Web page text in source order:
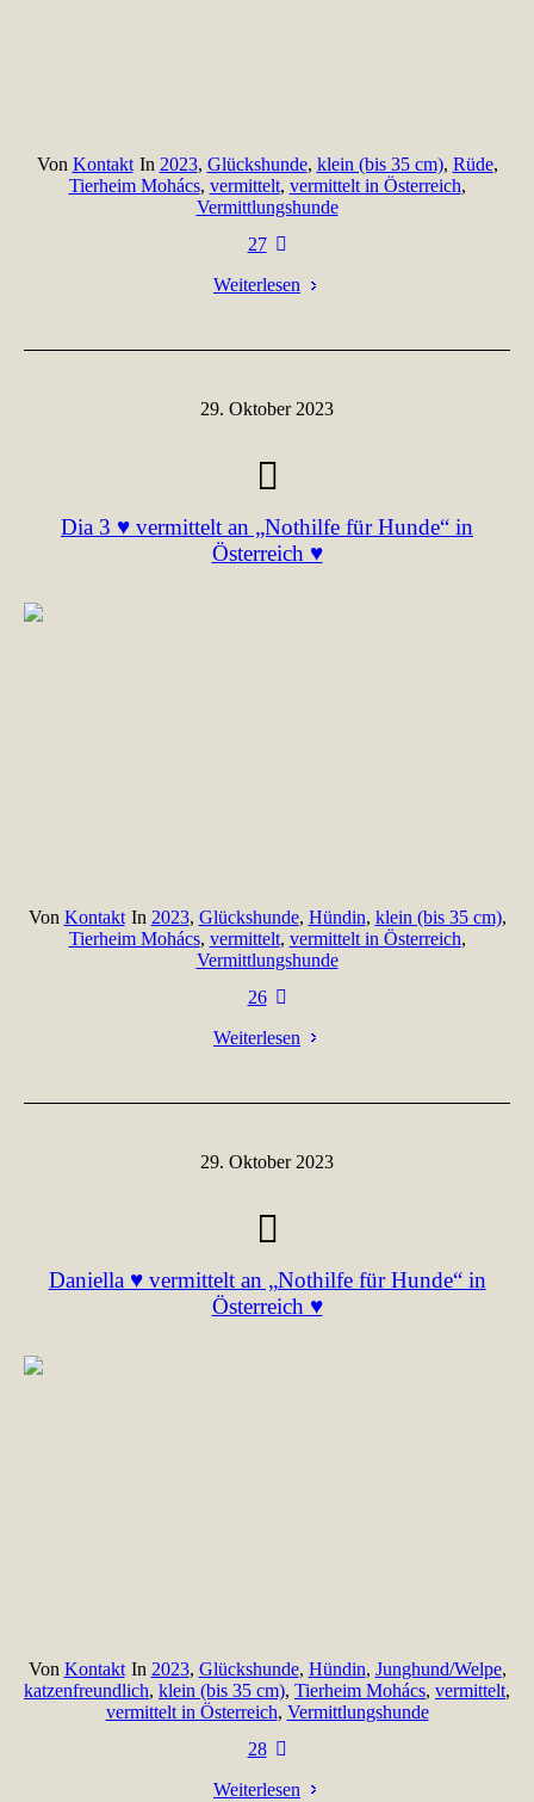
Von Kontakt In 2023, Glückshunde, klein (bis 35 cm), Rüde,
Tierheim Mohács, vermittelt, vermittelt in Österreich,
Vermittlungshunde
27
Weiterlesen
29. Oktober 2023
Dia 3 ♥ vermittelt an „Nothilfe für Hunde“ in
Österreich ♥
Von Kontakt In 2023, Glückshunde, Hündin, klein (bis 35 cm),
Tierheim Mohács, vermittelt, vermittelt in Österreich,
Vermittlungshunde
26
Weiterlesen
29. Oktober 2023
Daniella ♥ vermittelt an „Nothilfe für Hunde“ in
Österreich ♥
Von Kontakt In 2023, Glückshunde, Hündin, Junghund/Welpe,
katzenfreundlich, klein (bis 35 cm), Tierheim Mohács, vermittelt,
vermittelt in Österreich, Vermittlungshunde
28
Weiterlesen